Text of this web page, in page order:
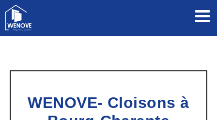
Passer
contenu
WENOVE- Cloisons à